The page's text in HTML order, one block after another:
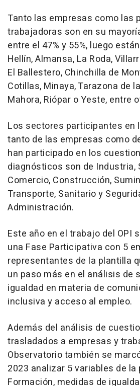
Tanto las empresas como las
trabajadoras son en su
entre el 47% y 55%, luego
Hellín, Almansa, La Roda,
El Ballestero, Chinchilla de
Cotillas, Minaya, Tarazona de
Mahora, Riópar o Yeste, entre
Los sectores participantes en
tanto de las empresas como
han participado en los
diagnósticos son de Industria,
Comercio, Construcción,
Transporte, Sanitario y
Administración.
Este año en el trabajo del OPI
una Fase Participativa con 5
representantes de la plantilla
un paso más en el análisis de
igualdad en materia de
inclusiva y acceso al empleo.
Además del análisis de
trasladados a empresas y
Observatorio también se
2023 analizar 5 variables de la
Formación, medidas de